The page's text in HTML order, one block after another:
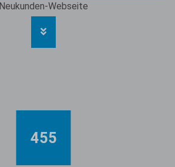
Neukunden-Webseite
455